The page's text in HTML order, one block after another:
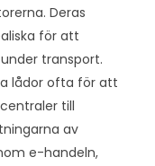
Deras
för att
transport.
lådor ofta för att
till
av
e-handeln,